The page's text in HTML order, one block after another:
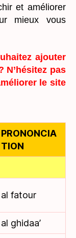
et améliorer
mieux vous
ajouter
N’hésitez pas
le site
PRONONCIA
TION
al fatour
al ghidaa’